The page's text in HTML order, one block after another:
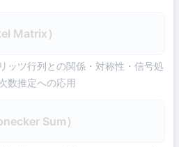
Matrix）
ッツ行列との関係・対称性・信号処
数推定への応用
Sum）